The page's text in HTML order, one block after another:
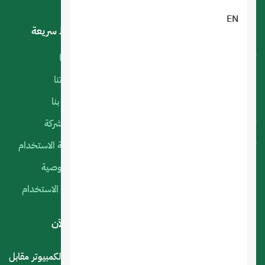
EN
روابط سريعة
أعمالنا
منتجاتنا
اتصل بنا
عن الشركة
سياسة الاستخدام
الخصوصية
شروط الاستخدام
لديك استفسار أو اقتراح؟ .. اتصل بنا الآن
المملكة العربية السعودية - الرياض - حي العليا سوق الكمبيوتر مقابل